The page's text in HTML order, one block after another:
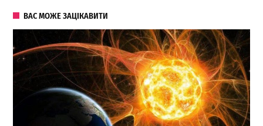
ВАС МОЖЕ ЗАЦІКАВИТИ